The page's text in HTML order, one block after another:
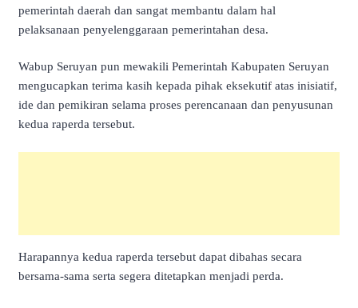
pemerintah daerah dan sangat membantu dalam hal
pelaksanaan penyelenggaraan pemerintahan desa.
Wabup Seruyan pun mewakili Pemerintah Kabupaten Seruyan
mengucapkan terima kasih kepada pihak eksekutif atas inisiatif,
ide dan pemikiran selama proses perencanaan dan penyusunan
kedua raperda tersebut.
Harapannya kedua raperda tersebut dapat dibahas secara
bersama-sama serta segera ditetapkan menjadi perda.